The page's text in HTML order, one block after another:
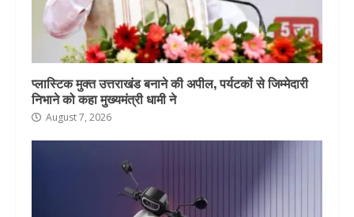
प्लास्टिक मुक्त उत्तराखंड बनाने की अपील, पर्यटकों से जिम्मेदारी
निभाने को कहा मुख्यमंत्री धामी ने
August 7, 2026